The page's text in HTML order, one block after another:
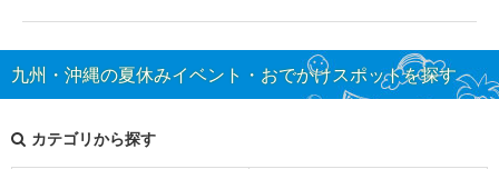
九州・沖縄の夏休みイベント・おでかけスポットを探す
カテゴリから探す